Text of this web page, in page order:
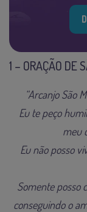
1 – ORAÇÃO DE
“Arcanjo São
Eu te peço
meu
Eu não posso
Somente posso
conseguindo o